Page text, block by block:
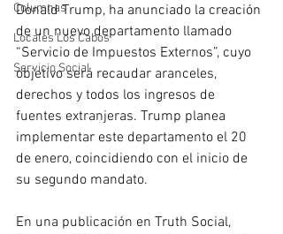
Columnas
Locales Los Cabos
Servicio Social
Donald Trump, ha anunciado la creación
de un nuevo departamento llamado
“Servicio de Impuestos Externos”, cuyo
objetivo será recaudar aranceles,
derechos y todos los ingresos de
fuentes extranjeras. Trump planea
implementar este departamento el 20
de enero, coincidiendo con el inicio de
su segundo mandato.
En una publicación en Truth Social,